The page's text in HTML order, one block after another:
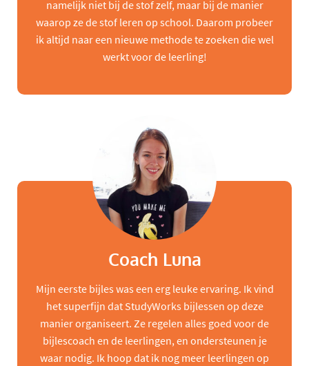
namelijk niet bij de stof zelf, maar bij de manier
waarop ze de stof leren op school. Daarom probeer
ik altijd naar een nieuwe methode te zoeken die wel
werkt voor de leerling!
Coach Luna
Mijn eerste bijles was een erg leuke ervaring. Ik vind
het superfijn dat StudyWorks bijlessen op deze
manier organiseert. Ze regelen alles goed voor de
bijlescoach en de leerlingen, en ondersteunen je
waar nodig. Ik hoop dat ik nog meer leerlingen op